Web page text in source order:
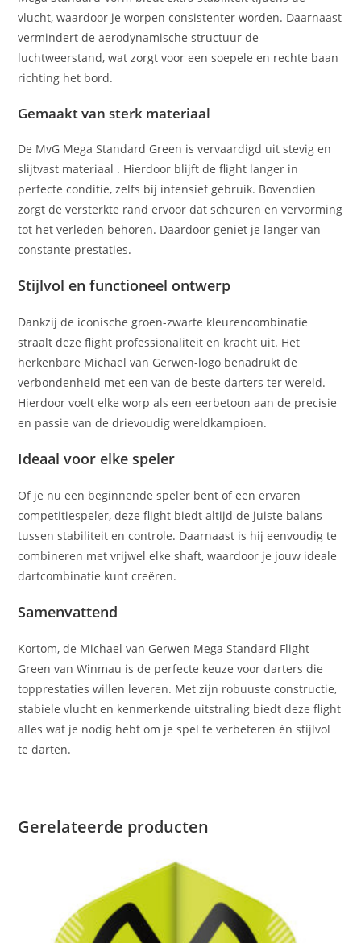
vlucht, waardoor je worpen consistenter worden. Daarnaast
vermindert de aerodynamische structuur de
luchtweerstand, wat zorgt voor een soepele en rechte baan
richting het bord.
Gemaakt van sterk materiaal
De MvG Mega Standard Green is vervaardigd uit stevig en
slijtvast materiaal . Hierdoor blijft de flight langer in
perfecte conditie, zelfs bij intensief gebruik. Bovendien
zorgt de versterkte rand ervoor dat scheuren en vervorming
tot het verleden behoren. Daardoor geniet je langer van
constante prestaties.
Stijlvol en functioneel ontwerp
Dankzij de iconische groen-zwarte kleurencombinatie
straalt deze flight professionaliteit en kracht uit. Het
herkenbare Michael van Gerwen-logo benadrukt de
verbondenheid met een van de beste darters ter wereld.
Hierdoor voelt elke worp als een eerbetoon aan de precisie
en passie van de drievoudig wereldkampioen.
Ideaal voor elke speler
Of je nu een beginnende speler bent of een ervaren
competitiespeler, deze flight biedt altijd de juiste balans
tussen stabiliteit en controle. Daarnaast is hij eenvoudig te
combineren met vrijwel elke shaft, waardoor je jouw ideale
dartcombinatie kunt creëren.
Samenvattend
Kortom, de Michael van Gerwen Mega Standard Flight
Green van Winmau is de perfecte keuze voor darters die
topprestaties willen leveren. Met zijn robuuste constructie,
stabiele vlucht en kenmerkende uitstraling biedt deze flight
alles wat je nodig hebt om je spel te verbeteren én stijlvol
te darten.
Gerelateerde producten